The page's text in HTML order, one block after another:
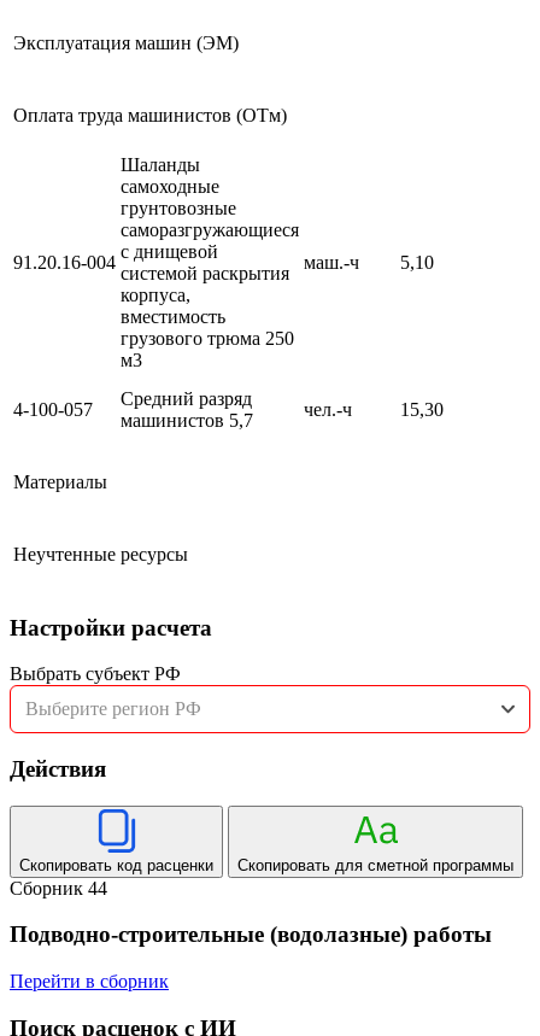
Эксплуатация машин (ЭМ)
Оплата труда машинистов (ОТм)
91.20.16-004
Шаланды
самоходные
грунтовозные
саморазгружающиеся
с днищевой
системой раскрытия
корпуса,
вместимость
грузового трюма 250
м3
маш.-ч 5,10
4-100-057
Средний разряд
машинистов 5,7
чел.-ч 15,30
Материалы
Неучтенные ресурсы
Настройки расчета
Выбрать субъект РФ
Выберите регион РФ
Действия
Скопировать код расценки Скопировать для сметной программы
Сборник 44
Подводно-строительные (водолазные) работы
Перейти в сборник
Поиск расценок с ИИ